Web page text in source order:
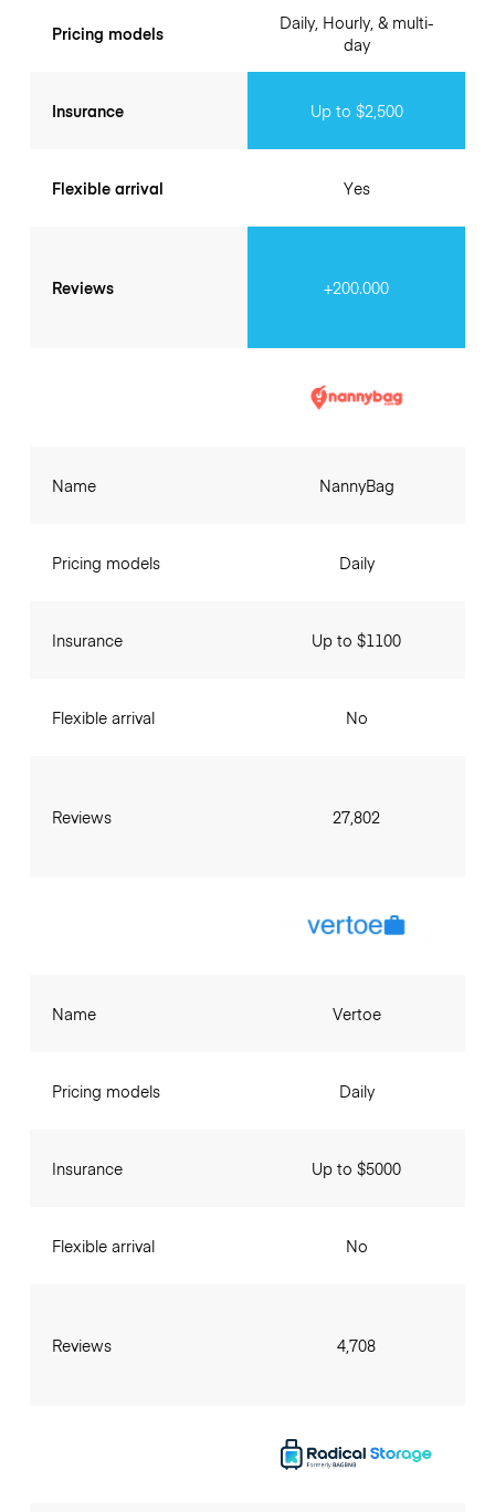
Pricing models
Insurance
Flexible arrival
Reviews
Daily, Hourly, & multi-
day
Up to $2,500
Yes
+200.000
Name
Pricing models
Insurance
Flexible arrival
Reviews
NannyBag
Daily
Up to $1100
No
27,802
Name
Pricing models
Insurance
Flexible arrival
Reviews
Vertoe
Daily
Up to $5000
No
4,708